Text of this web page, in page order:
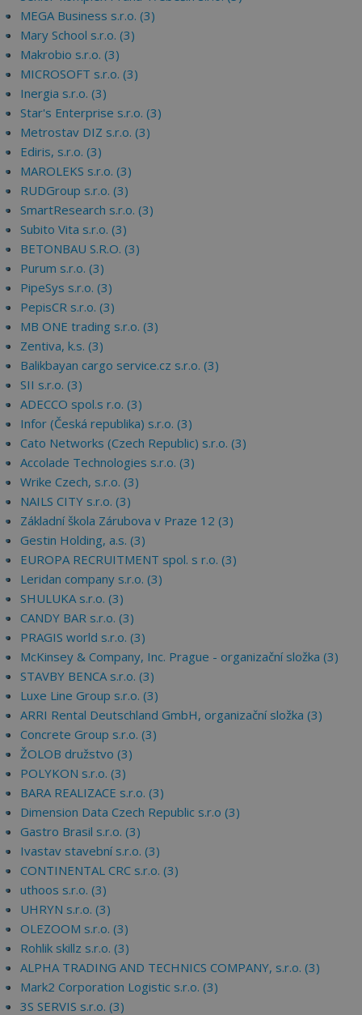
MEGA Business s.r.o. (3)
Mary School s.r.o. (3)
Makrobio s.r.o. (3)
MICROSOFT s.r.o. (3)
Inergia s.r.o. (3)
Star's Enterprise s.r.o. (3)
Metrostav DIZ s.r.o. (3)
Ediris, s.r.o. (3)
MAROLEKS s.r.o. (3)
RUDGroup s.r.o. (3)
SmartResearch s.r.o. (3)
Subito Vita s.r.o. (3)
BETONBAU S.R.O. (3)
Purum s.r.o. (3)
PipeSys s.r.o. (3)
PepisCR s.r.o. (3)
MB ONE trading s.r.o. (3)
Zentiva, k.s. (3)
Balikbayan cargo service.cz s.r.o. (3)
SII s.r.o. (3)
ADECCO spol.s r.o. (3)
Infor (Česká republika) s.r.o. (3)
Cato Networks (Czech Republic) s.r.o. (3)
Accolade Technologies s.r.o. (3)
Wrike Czech, s.r.o. (3)
NAILS CITY s.r.o. (3)
Základní škola Zárubova v Praze 12 (3)
Gestin Holding, a.s. (3)
EUROPA RECRUITMENT spol. s r.o. (3)
Leridan company s.r.o. (3)
SHULUKA s.r.o. (3)
CANDY BAR s.r.o. (3)
PRAGIS world s.r.o. (3)
McKinsey & Company, Inc. Prague - organizační složka (3)
STAVBY BENCA s.r.o. (3)
Luxe Line Group s.r.o. (3)
ARRI Rental Deutschland GmbH, organizační složka (3)
Concrete Group s.r.o. (3)
ŽOLOB družstvo (3)
POLYKON s.r.o. (3)
BARA REALIZACE s.r.o. (3)
Dimension Data Czech Republic s.r.o (3)
Gastro Brasil s.r.o. (3)
Ivastav stavební s.r.o. (3)
CONTINENTAL CRC s.r.o. (3)
uthoos s.r.o. (3)
UHRYN s.r.o. (3)
OLEZOOM s.r.o. (3)
Rohlik skillz s.r.o. (3)
ALPHA TRADING AND TECHNICS COMPANY, s.r.o. (3)
Mark2 Corporation Logistic s.r.o. (3)
3S SERVIS s.r.o. (3)